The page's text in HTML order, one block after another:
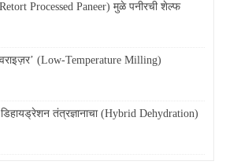
(Retort Processed Paneer) मुळे पनीरची शेल्फ
(Low-Temperature Milling)
डिहायड्रेशन तंत्रज्ञानाचा (Hybrid Dehydration)